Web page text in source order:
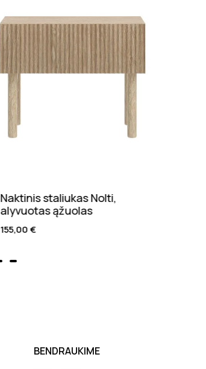
Naktinis staliukas Nolti,
alyvuotas ąžuolas
155,00€
BENDRAUKIME